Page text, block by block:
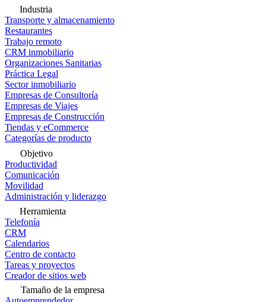
Industria
Transporte y almacenamiento
Restaurantes
Trabajo remoto
CRM inmobiliario
Organizaciones Sanitarias
Práctica Legal
Sector inmobiliario
Empresas de Consultoría
Empresas de Viajes
Empresas de Construcción
Tiendas y eCommerce
Categorías de producto
Objetivo
Productividad
Comunicación
Movilidad
Administración y liderazgo
Herramienta
Telefonía
CRM
Calendarios
Centro de contacto
Tareas y proyectos
Creador de sitios web
Tamaño de la empresa